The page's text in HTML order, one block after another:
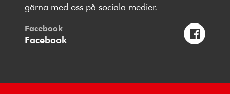
gärna med oss på sociala medier.
Facebook
Facebook